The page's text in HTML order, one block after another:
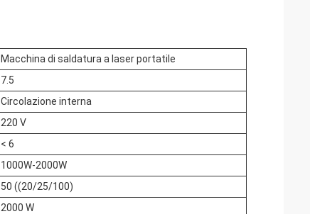
Macchina di saldatura a laser portatile
7.5
Circolazione interna
220 V
< 6
1000W-2000W
50 ((20/25/100)
2000 W